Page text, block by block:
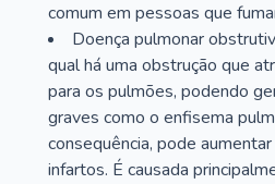
comum em pessoas que
Doença pulmonar
qual há uma obstrução que
para os pulmões, podendo
graves como o enfisema
consequência, pode
infartos. É causada